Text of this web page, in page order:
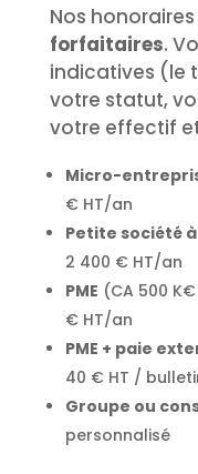
Nos
forfaitaires.
indicatives (le
votre statut,
votre effectif
Micro-
€ HT/an
Petite société à
2 400 € HT/an
PME (CA 500
€ HT/an
PME + paie
40 € HT /
Groupe ou
personnalisé